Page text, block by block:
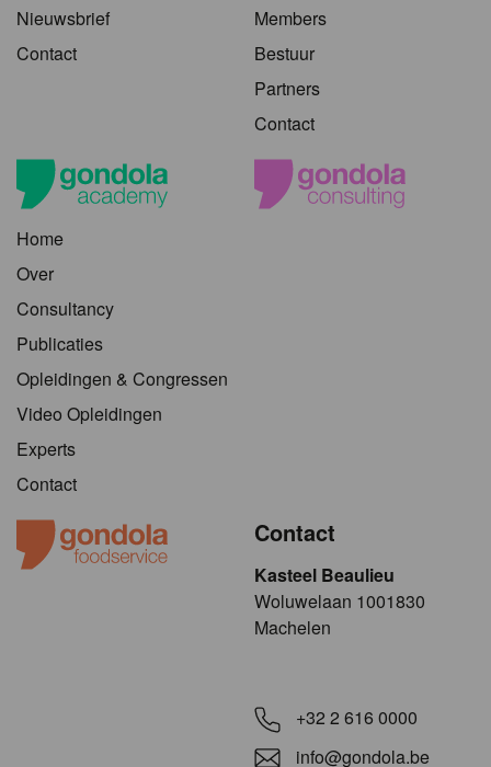
Nieuwsbrief
Contact
Members
Bestuur
Partners
Contact
Home
Over
Consultancy
Publicaties
Opleidingen & Congressen
Video Opleidingen
Experts
Contact
Contact
Kasteel Beaulieu
​​​Woluwelaan 1001830
Machelen
+32 2 616 0000
info@gondola.be